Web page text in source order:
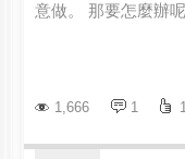
意做。 那要怎麼辦
1,666 1